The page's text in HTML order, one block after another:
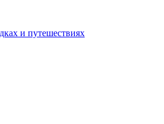
и путешествиях